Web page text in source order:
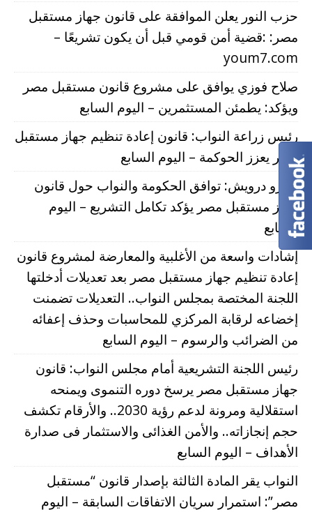
حزب النور يعلن الموافقة على قانون جهاز مستقبل
مصر: :قضية أمن قومي قبل أن يكون تشريعًا –
youm7.com
صلاح فوزي يوافق على مشروع قانون مستقبل مصر
ويؤكد: يطمئن المستثمرين – اليوم السابع
رئيس زراعة النواب: قانون إعادة تنظيم جهاز مستقبل
مصر يعزز الحوكمة – اليوم السابع
عمرو درويش: توافق الحكومة والنواب حول قانون
جهاز مستقبل مصر يؤكد تكامل التشريع – اليوم
السابع
إشادات واسعة من الأغلبية والمعارضة لمشروع قانون
إعادة تنظيم جهاز مستقبل مصر بعد تعديلات أدخلتها
اللجنة المختصة بمجلس النواب.. التعديلات تضمنت
إخضاعه لرقابة المركزي للمحاسبات وحذف إعفائه
من الضرائب والرسوم – اليوم السابع
رئيس اللجنة التشريعية أمام مجلس النواب: قانون
جهاز مستقبل مصر يرسخ دوره التنموى ويمنحه
استقلالية ومرونة لدعم رؤية 2030.. والأرقام تكشف
حجم إنجازاته.. والأمن الغذائى والاستثمار فى صدارة
الأهداف – اليوم السابع
النواب يقر المادة الثالثة بإصدار قانون “مستقبل
مصر”: استمرار سريان الاتفاقات السابقة – اليوم